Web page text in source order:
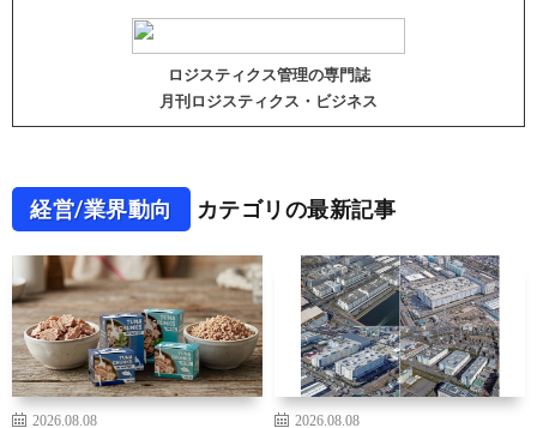
ロジスティクス管理の専門誌
月刊ロジスティクス・ビジネス
経営/業界動向 カテゴリの最新記事
2026.08.08
2026.08.08